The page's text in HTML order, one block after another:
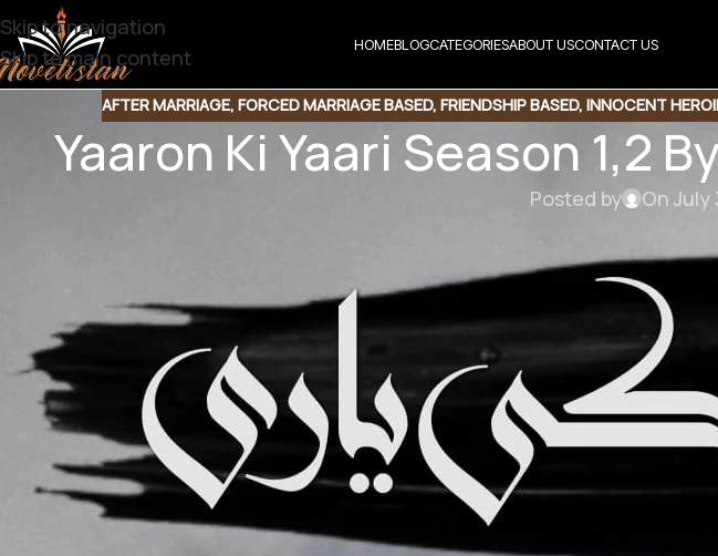
Skip to navigation
Skip to main content
HOMEBLOGCATEGORIESABOUT USCONTACT US
AFTER MARRIAGE, FORCED MARRIAGE BASED, FRIENDSHIP BASED, INNOCENT
Yaaron Ki Yaari Season 1,2
Posted by On July
Share this Novel
Share QR Share Link
Yaaron Ki Yaari Season 1,2 By Fatima
Friendship Base | Funny base | Multiple couple | rude Hero | Forced
میرال نے اسے سامان کے ساتھ اوپر کی طرف جاتے دیکھ تو فوراً بولی۔ وہ اسکی آواز پر رک کر پلٹا۔